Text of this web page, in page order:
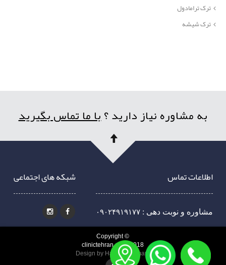
ترک ترامادول
ترک شیشه
به مشاوره نیاز دارید ؟با ما تماس بگیرید
اطلاعات تماس
مشاوره و نوبت دهی :۰۹۰۲۴۹۱۹۱۷۷
شبکه های اجتماعی
Copyright ©
clinictehran.com, 2018
Design by Hamed Kermani